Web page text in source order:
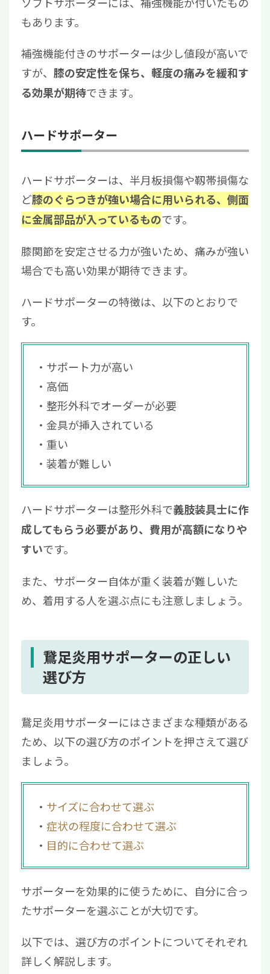
もあります。
補強機能付きのサポーターは少し値段が高いで
すが、 膝の安定性を保ち、軽度の痛みを緩和す
る効果が期待できます。
ハードサポーター
ハードサポーターは、半月板損傷や靱帯損傷な
ど膝のぐらつきが強い場合に用いられる、側面
に金属部品が入っているものです。
膝関節を安定させる力が強いため、痛みが強い
場合でも高い効果が期待できます。
ハードサポーターの特徴は、以下のとおりで
す。
サポート力が高い
高価
整形外科でオーダーが必要
金具が挿入されている
重い
装着が難しい
ハードサポーターは整形外科で義肢装具士に作
成してもらう必要があり、費用が高額になりや
すいです。
また、サポーター自体が重く装着が難しいた
め、着用する人を選ぶ点にも注意しましょう。
鵞足炎用サポーターの正しい
選び方
鵞足炎用サポーターにはさまざまな種類がある
ため、以下の選び方のポイントを押さえて選び
ましょう。
サイズに合わせて選ぶ
症状の程度に合わせて選ぶ
目的に合わせて選ぶ
サポーターを効果的に使うために、自分に合っ
たサポーターを選ぶことが大切です。
以下では、選び方のポイントについてそれぞれ
詳しく解説します。